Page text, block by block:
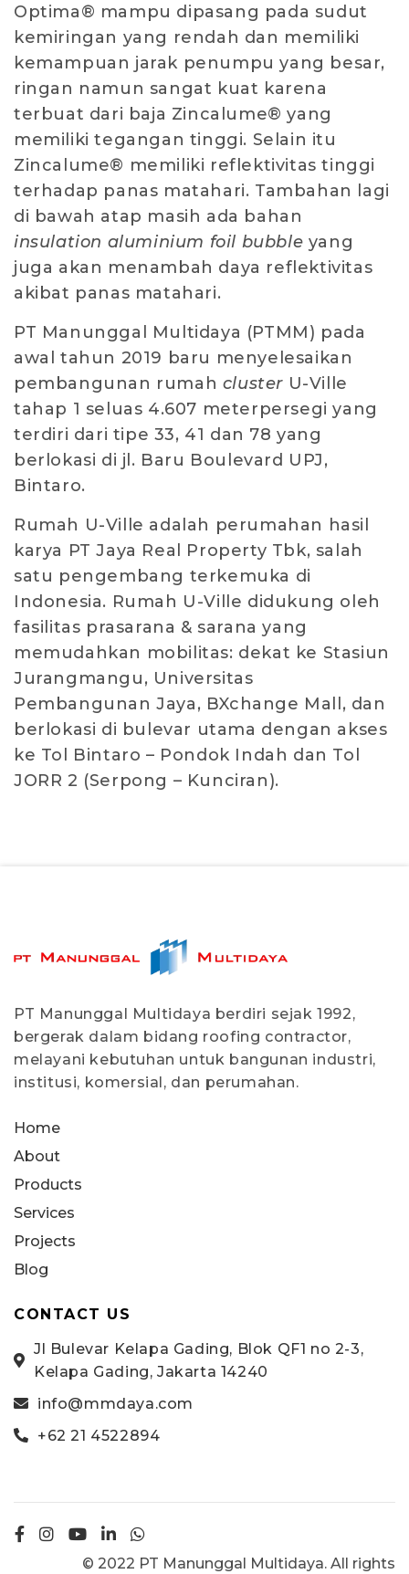
Optima® mampu dipasang pada sudut
kemiringan yang rendah dan memiliki
kemampuan jarak penumpu yang besar,
ringan namun sangat kuat karena
terbuat dari baja Zincalume® yang
memiliki tegangan tinggi. Selain itu
Zincalume® memiliki reflektivitas tinggi
terhadap panas matahari. Tambahan lagi
di bawah atap masih ada bahan
insulation aluminium foil bubble yang
juga akan menambah daya reflektivitas
akibat panas matahari.
PT Manunggal Multidaya (PTMM) pada
awal tahun 2019 baru menyelesaikan
pembangunan rumah cluster U-Ville
tahap 1 seluas 4.607 meterpersegi yang
terdiri dari tipe 33, 41 dan 78 yang
berlokasi di jl. Baru Boulevard UPJ,
Bintaro.
Rumah U-Ville adalah perumahan hasil
karya PT Jaya Real Property Tbk, salah
satu pengembang terkemuka di
Indonesia. Rumah U-Ville didukung oleh
fasilitas prasarana & sarana yang
memudahkan mobilitas: dekat ke Stasiun
Jurangmangu, Universitas
Pembangunan Jaya, BXchange Mall, dan
berlokasi di bulevar utama dengan akses
ke Tol Bintaro – Pondok Indah dan Tol
JORR 2 (Serpong – Kunciran).
PT Manunggal Multidaya berdiri sejak 1992,
bergerak dalam bidang roofing contractor,
melayani kebutuhan untuk bangunan industri,
institusi, komersial, dan perumahan.
Home
About
Products
Services
Projects
Blog
CONTACT US
Jl Bulevar Kelapa Gading, Blok QF1 no 2-3,
Kelapa Gading, Jakarta 14240
info@mmdaya.com
+62 21 4522894
© 2022 PT Manunggal Multidaya. All rights